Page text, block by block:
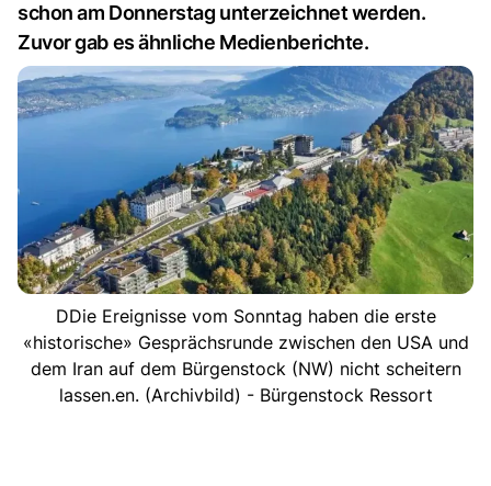
schon am Donnerstag unterzeichnet werden.
Zuvor gab es ähnliche Medienberichte.
DDie Ereignisse vom Sonntag haben die erste
«historische» Gesprächsrunde zwischen den USA und
dem Iran auf dem Bürgenstock (NW) nicht scheitern
lassen.en. (Archivbild) - Bürgenstock Ressort